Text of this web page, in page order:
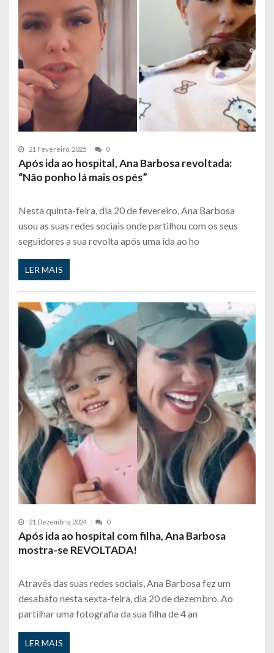
21 Fevereiro, 2025 0
Após ida ao hospital, Ana Barbosa revoltada:
“Não ponho lá mais os pés”
Nesta quinta-feira, dia 20 de fevereiro, Ana Barbosa
usou as suas redes sociais onde partilhou com os seus
seguidores a sua revolta após uma ida ao ho
LER MAIS
21 Dezembro, 2024 0
Após ida ao hospital com filha, Ana Barbosa
mostra-se REVOLTADA!
Através das suas redes sociais, Ana Barbosa fez um
desabafo nesta sexta-feira, dia 20 de dezembro. Ao
partilhar uma fotografia da sua filha de 4 an
LER MAIS